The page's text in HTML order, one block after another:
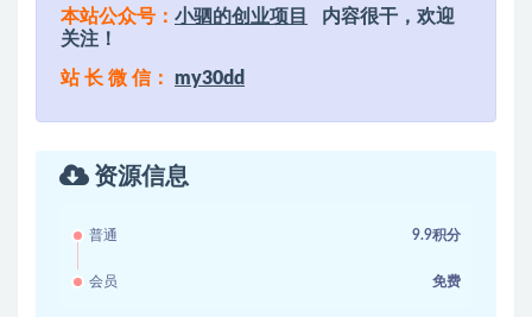
本站公众号： 小驷的创业项目
内容很干，欢迎
关注！
站 长 微 信： my30dd
资源信息
普通 9.9积分
会员 免费